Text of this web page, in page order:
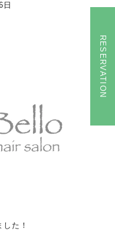
RESERVATION
日
た！